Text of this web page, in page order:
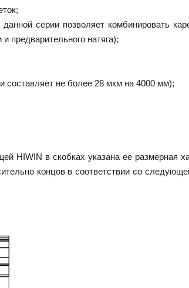
серии позволяет комбинировать
предварительного натяга);
составляет не более 28 мкм на 4000 мм);
HIWIN в скобках указана ее размерная
концов в соответствии со